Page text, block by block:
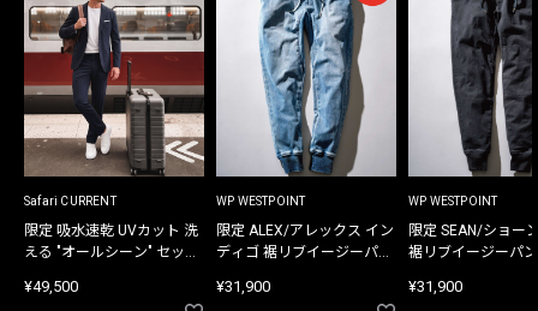
Safari CURRENT
限定 吸水速乾 UVカット 洗
える "オールシーン" セット
¥49,500
WP WESTPOINT
限定 ALEX/アレックス イン
ディゴ 裾リブイージーパン
¥31,900
WP WESTPOINT
限定 SEAN/ショー
裾リブイージーパ
¥31,900